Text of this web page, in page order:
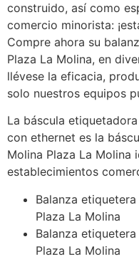
construido, así como
comercio minorista:
Compre ahora su
Plaza La Molina, en
llévese la eficacia,
solo nuestros equipos
La báscula
con ethernet es la
Molina Plaza La Molina
establecimientos
Balanza
Plaza La Molina
Balanza
Plaza La Molina